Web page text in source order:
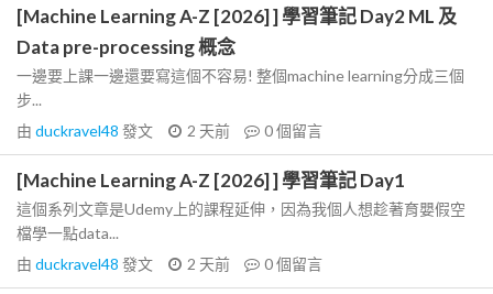
[Machine Learning A-Z [2026] ] 學習筆記 Day2 ML 及
Data pre-processing 概念
一邊要上課一邊還要寫這個不容易! 整個machine learning分成三個
步...
由 duckravel48 發文 2 天前 0個留言
[Machine Learning A-Z [2026] ] 學習筆記 Day1
這個系列文章是Udemy上的課程延伸，因為我個人想趁著育嬰假空
檔學一點data...
由 duckravel48 發文 2 天前 0個留言